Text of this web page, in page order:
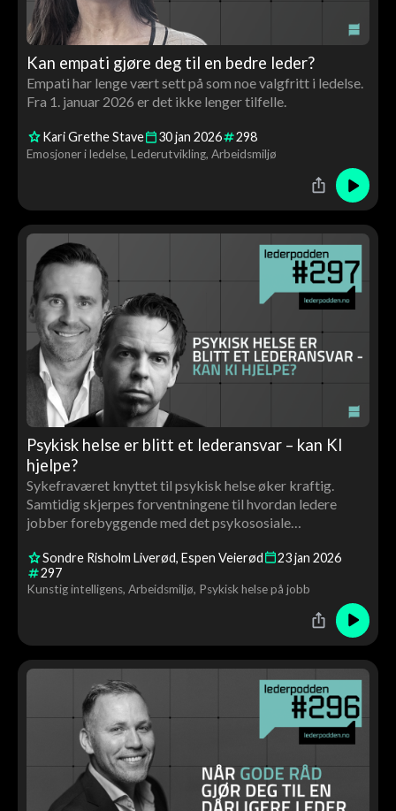
Kan empati gjøre deg til en bedre leder?
Empati har lenge vært sett på som noe valgfritt i ledelse.
Fra 1. januar 2026 er det ikke lenger tilfelle.
Kari Grethe Stave 30jan 2026 298
Emosjoner i ledelse Lederutvikling Arbeidsmiljø
Psykisk helse er blitt et lederansvar – kan KI
hjelpe?
Sykefraværet knyttet til psykisk helse øker kraftig.
Samtidig skjerpes forventningene til hvordan ledere
jobber forebyggende med det psykososiale
Sondre Risholm Liverød Espen Veierød 23jan 2026
297
Kunstig intelligens Arbeidsmiljø Psykisk helse på jobb